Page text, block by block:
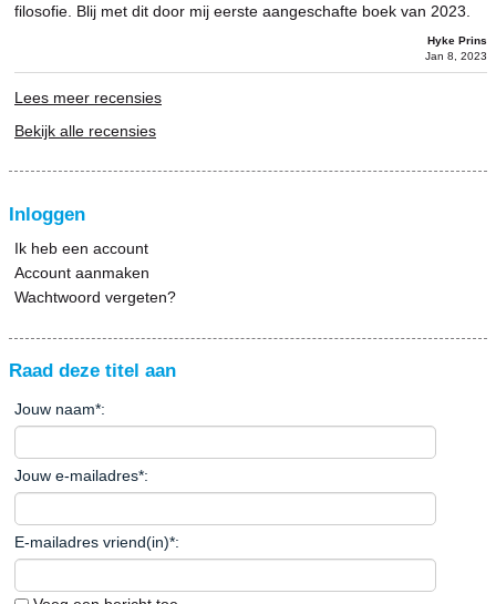
filosofie. Blij met dit door mij eerste aangeschafte boek van 2023.
Hyke Prins
Jan 8, 2023
Lees meer recensies
Bekijk alle recensies
Inloggen
Ik heb een account
Account aanmaken
Wachtwoord vergeten?
Raad deze titel aan
Jouw naam*:
Jouw e-mailadres*:
E-mailadres vriend(in)*: